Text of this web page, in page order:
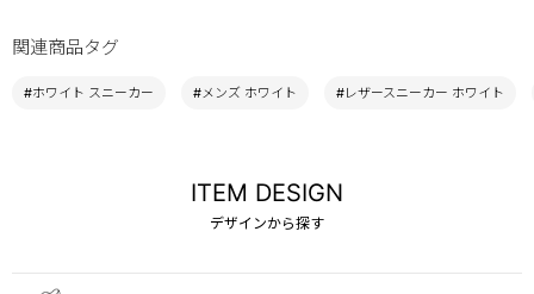
関連商品タグ
#ホワイト スニーカー #メンズ ホワイト #レザースニーカー ホワイト
ITEM DESIGN
デザインから探す